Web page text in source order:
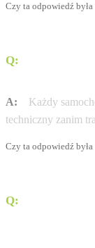
Czy ta odpowiedź była
Q:
A:
Każdy
techniczny zanim
Czy ta odpowiedź była
Q: